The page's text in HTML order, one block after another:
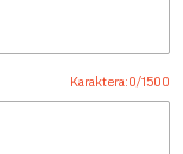
Karaktera:0/1500